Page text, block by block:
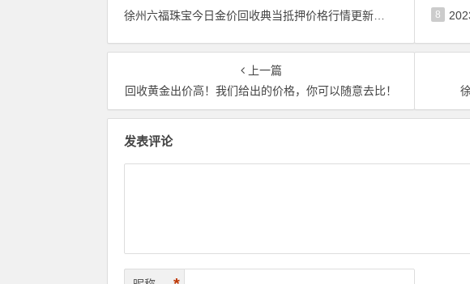
8
上一篇
回收黄金出价高！我们给出的价格，你可以随意去比！
发表评论